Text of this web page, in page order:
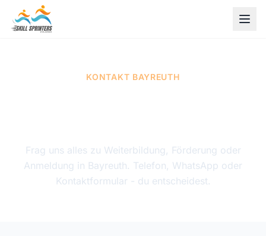
KONTAKT BAYREUTH
Frag uns alles zu Weiterbildung, Förderung oder
Anmeldung in Bayreuth. Telefon, WhatsApp oder
Kontaktformular - du entscheidest.